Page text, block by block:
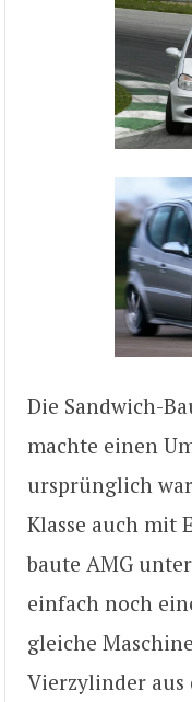
Die Sandwich-
machte einen
ursprünglich
Klasse auch mit
baute AMG
einfach noch
gleiche
Vierzylinder aus